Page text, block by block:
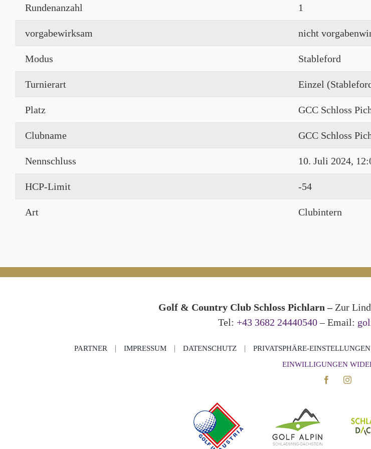
Rundenanzahl 1
vorgabewirksam nicht
Modus Stableford
Turnierart Einzel
Platz GCC Schloss
Clubname GCC Schloss
Nennschluss 10. Juli 2024,
HCP-Limit -54
Art Clubintern
Golf & Country Club Schloss Pichlarn – Zur
Tel: +43 3682 24440540– Email:
PARTNER IMPRESSUM DATENSCHUTZ PRIVATSPHÄRE-
EINWILLIGUNGEN